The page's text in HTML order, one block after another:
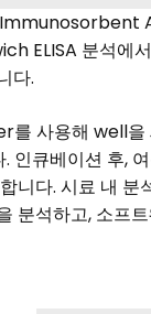
ELISA 분석
다.
사용해 well을
큐베이션 후,
니다. 시료 내
석하고, 소프